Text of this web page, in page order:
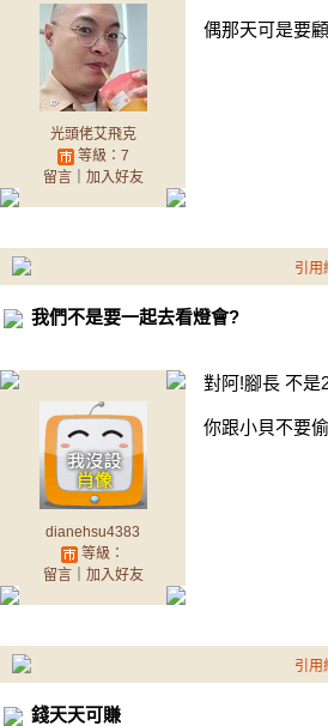
光頭佬艾飛克
等級：7
留言｜ 加入好友
偶那天可是要
引用
我們不是要一起去看燈會?
dianehsu4383
等級：
留言｜ 加入好友
對阿!腳長 不是
你跟小貝不要
引用
錢天天可賺